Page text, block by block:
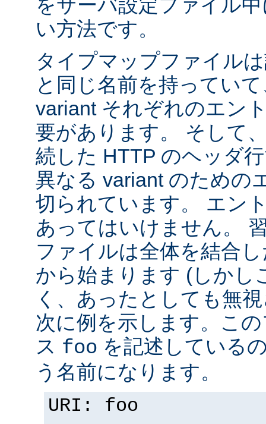
をサーバ設定ファイル
い方法です。
タイプマップファイル
と同じ名前を持ってい
variant それぞれのエン
要があります。 そして
続した HTTP のヘッダ
異なる variant のための
切られています。 エン
あってはいけません。
ファイルは全体を結合
から始まります (しかし
く、あったとしても無
次に例を示します。こ
ス foo を記述している
う名前になります。
URI: foo